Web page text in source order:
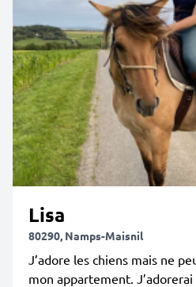
Lisa
80290, Namps-Maisnil
J’adore les chiens mais ne
mon appartement.